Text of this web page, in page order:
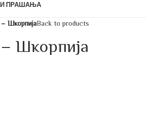
ПРАШАЊА
ШкорпијаBack to products
Шкорпија